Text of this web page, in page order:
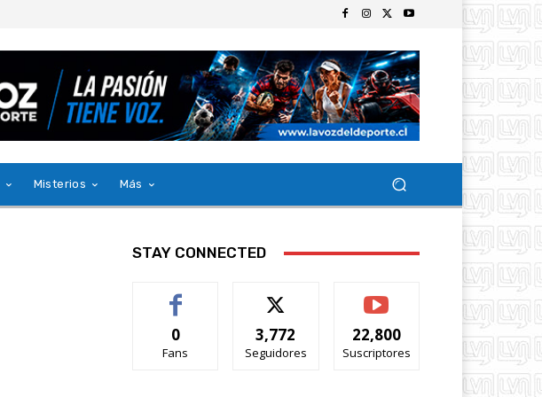
Misterios Más
STAY CONNECTED
0
Fans
3,772
Seguidores
22,800
Suscriptores